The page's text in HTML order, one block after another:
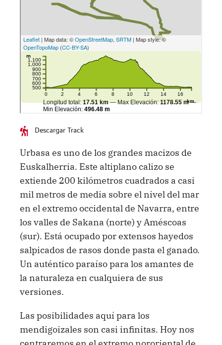
Descargar Track
Urbasa es uno de los grandes macizos de
Euskalherria. Este altiplano calizo se
extiende 200 kilómetros cuadrados a casi
mil metros de media sobre el nivel del mar
en el extremo occidental de Navarra, entre
los valles de Sakana (norte) y Améscoas
(sur). Está ocupado por extensos hayedos
salpicados de rasos donde pasta el ganado.
Un auténtico paraíso para los amantes de
la naturaleza en cualquiera de sus
versiones.
Las posibilidades aquí para los
mendigoizales son casi infinitas. Hoy nos
centraremos en el extremo nororiental de